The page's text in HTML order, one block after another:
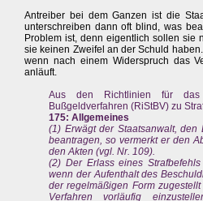
Antreiber bei dem Ganzen ist die
unterschreiben dann oft blind, was
Problem ist, denn eigentlich sollen sie
sie keinen Zweifel an der Schuld
wenn nach einem Widerspruch das
anläuft.
Aus den Richtlinien für das
Bußgeldverfahren (RiStBV) zu
175: Allgemeines
(1) Erwägt der Staatsanwalt, den
beantragen, so vermerkt er den
den Akten (vgl. Nr. 109).
(2) Der Erlass eines
wenn der Aufenthalt des
der regelmäßigen Form
Verfahren vorläufig